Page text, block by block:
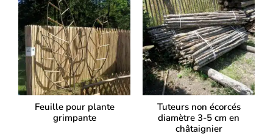
Feuille pour plante
grimpante
Tuteurs non écorcés
diamètre 3-5 cm en
châtaignier